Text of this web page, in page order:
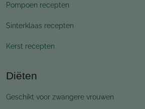
Pompoen recepten
Sinterklaas recepten
Kerst recepten
Diëten
Geschikt voor zwangere vrouwen